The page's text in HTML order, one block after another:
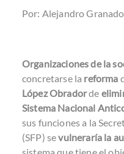
Por: Alejandro
Organizaciones de la
concretarse la reforma
López Obradorde
Sistema Nacional
sus funciones a la
(SFP) sevulneraría la